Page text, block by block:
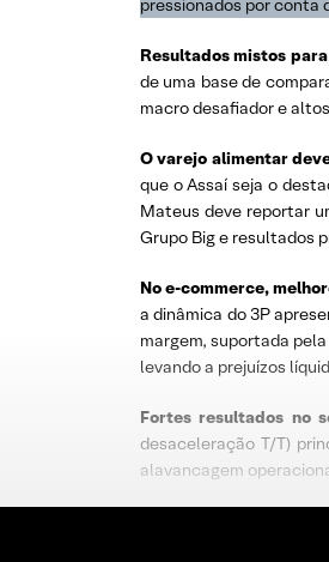
pressionados por conta
Resultados mistos
de uma base de
macro desafiador e
O varejo alimentar
que o Assaí seja o
Mateus deve reportar
Grupo Big e resultados
No e-commerce,
a dinâmica do 3P
margem, suportada
levando a prejuízos
Fortes resultados no
desaceleração T/T)
alavancagem